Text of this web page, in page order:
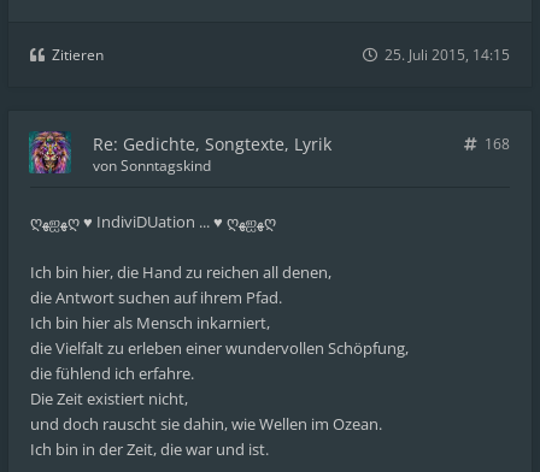
Zitieren 25. Juli 2015, 14:15
Re: Gedichte, Songtexte, Lyrik
168
vonSonntagskind
ღﻬஐﻬღ ♥ IndiviDUation ... ♥ ღﻬஐﻬღ
Ich bin hier, die Hand zu reichen all denen,
die Antwort suchen auf ihrem Pfad.
Ich bin hier als Mensch inkarniert,
die Vielfalt zu erleben einer wundervollen Schöpfung,
die fühlend ich erfahre.
Die Zeit existiert nicht,
und doch rauscht sie dahin, wie Wellen im Ozean.
Ich bin in der Zeit, die war und ist.